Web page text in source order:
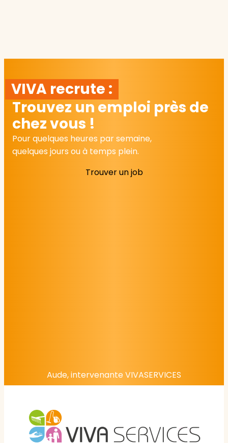
VIVA recrute :
Trouvez un emploi près de
chez vous !
Pour quelques heures par semaine,
quelques jours ou à temps plein.
Trouver un job
Aude, intervenante VIVASERVICES